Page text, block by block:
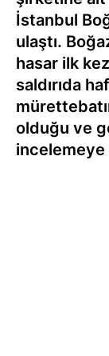
İstanbul
ulaştı.
hasar ilk
saldırıda
olduğu ve
incelemeye